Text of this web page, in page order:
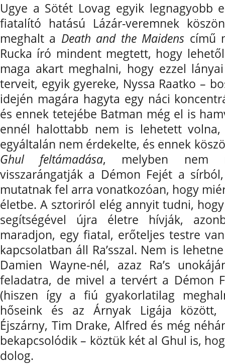
Ugye a Sötét Lovag egyik legnagyobb
fiatalító hatású Lázár-veremnek
meghalt a Death and the Maidens című
Rucka író mindent megtett, hogy
maga akart meghalni, hogy ezzel
terveit, egyik gyereke, Nyssa Raatko –
idején magára hagyta egy náci
és ennek tetejébe Batman még el is
ennél halottabb nem is lehetett
egyáltalán nem érdekelte, és ennek
Ghul feltámadása, melyben nem
visszarángatják a Démon Fejét a
mutatnak fel arra vonatkozóan, hogy
életbe. A sztoriról elég annyit tudni,
segítségével újra életre hívják,
maradjon, egy fiatal, erőteljes testre
kapcsolatban áll Ra’sszal. Nem is
Damien Wayne-nél, azaz Ra’s
feladatra, de mivel a tervért a Démon
(hiszen így a fiú gyakorlatilag
hőseink és az Árnyak Ligája között,
Éjszárny, Tim Drake, Alfred és még
bekapcsolódik – köztük két al Ghul is,
dolog.